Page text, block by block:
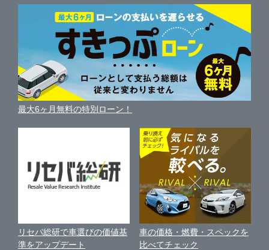
ガリバーアウトレット古川バイパス店
ガリバー仙台利府店
ガリバー仙台富谷店
宮城郡利府町
仙台・仙南
大崎・栗原・登米
石巻・東松島・気仙沼
中古車人気ランキング
自動車ローンを調べる
ガリバーの自動車ローン
車買い替えの基礎知識
近くのお店で車を探す
車を売る時よくある質問
便利な査定サービス
中古車買取相場（毎月更新）
車の個人売買ガイド
新車・中古車カタログ
車の燃費を調べる
車種別クチコミ
車比較サイト
サイトマップ
サイトの使用条件
利用規約
保険代理店業務に関する基本方針
古物営業法に基づく表示
お客様の声
最大6ヶ月無料の特別ローン！
リセバ総研で車選びの価値基
準をアップデート
車の価格・燃費・スペックを
比べてチェック